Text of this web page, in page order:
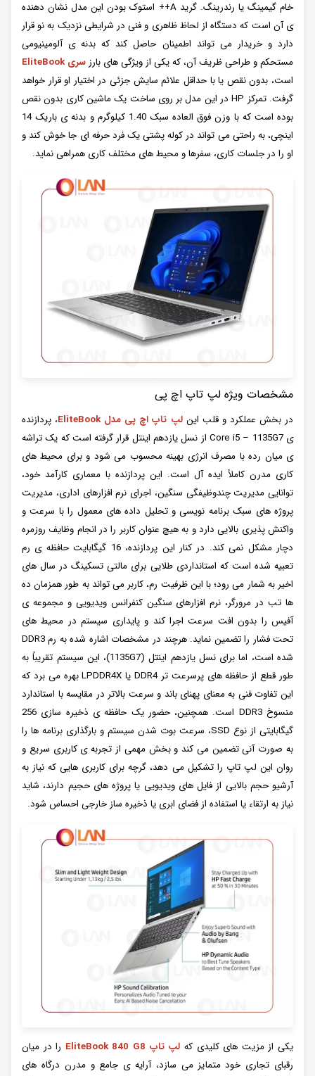
خام گیمینگ یا رندرینگ. گرید A++ استوک بودن این مدل نشان دهنده
ی آن است که دستگاه از لحاظ ظاهری و فنی در شرایطی نزدیک به نو قرار
دارد و خریدار می تواند اطمینان حاصل کند که بدنه ی آلومینیومی
مستحکم و طراحی ظریف آن، که یکی از ویژگی های بارزسری EliteBook
است، بدون نقص یا با حداقل علائم سایش جزئی در اختیار او قرار خواهد
گرفت. تمرکز HP در این مدل بر روی ساخت یک ماشین کاری بدون نقص
بوده است که با وزن فوق العاده سبک 1.40 کیلوگرم و بدنه ی باریک 14
اینچی، به راحتی می تواند در کوله پشتی یک فرد حرفه ای جا خوش کند و
او را در جلسات کاری، سفرها و محیط های مختلف کاری همراهی نماید.
مشخصات ویژه لپ تاپ اچ پی
در بخش عملکرد و قلب اینلپ تاپ اچ پی مدل EliteBook
، پردازنده
ی Core i5 – 1135G7 از نسل یازدهم اینتل قرار گرفته است که یک تراشه
ی میان رده با مصرف انرژی بهینه محسوب می شود و برای محیط های
کاری مدرن کاملاً ایده آل است. این پردازنده با معماری کارآمد خود،
توانایی مدیریت چندوظیفگی سنگین، اجرای نرم افزارهای اداری، مدیریت
پروژه های سبک برنامه نویسی و تحلیل داده های معمول را با سرعت و
واکنش پذیری بالایی دارد و به هیچ عنوان کاربر را در انجام وظایف روزمره
دچار مشکل نمی کند. در کنار این پردازنده، 16 گیگابایت حافظه ی رم
تعبیه شده است که استانداردی طلایی برای مالتی تسکینگ در سال های
اخیر به شمار می رود؛ با این ظرفیت رم، کاربر می تواند به طور همزمان ده
ها تب در مرورگر، نرم افزارهای سنگین کنفرانس ویدیویی و مجموعه ی
آفیس را بدون افت سرعت اجرا کند و پایداری سیستم در محیط های
تحت فشار را تضمین نماید. هرچند در مشخصات اشاره شده به رم DDR3
شده است، اما برای نسل یازدهم اینتل (1135G7)، این سیستم تقریباً به
طور قطع از حافظه های پرسرعت تر DDR4 یا LPDDR4X بهره می برد که
این تفاوت فنی به معنای پهنای باند و سرعت بالاتر در مقایسه با استاندارد
منسوخ DDR3 است. همچنین، حضور یک حافظه ی ذخیره سازی 256
گیگابایتی از نوع SSD، سرعت بوت شدن سیستم و بارگذاری برنامه ها را
به صورت آنی تضمین می کند و بخش مهمی از تجربه ی کاربری سریع و
روان این لپ تاپ را تشکیل می دهد، گرچه برای کاربری هایی که نیاز به
آرشیو حجم بالایی از فایل های ویدیویی یا پروژه های حجیم دارند، شاید
نیاز به ارتقاء یا استفاده از فضای ابری یا ذخیره ساز خارجی احساس شود.
یکی از مزیت های کلیدی که لپ تاپ EliteBook 840 G8
را در میان
رقبای تجاری خود متمایز می سازد، آرایه ی جامع و مدرن درگاه های